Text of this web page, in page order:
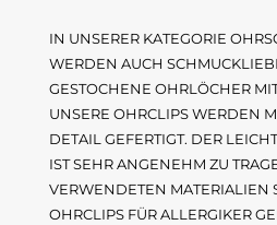
IN UNSERER KATEGORIE
WERDEN AUCH
GESTOCHENE OHRLÖCHER
UNSERE OHRCLIPS WERDEN
DETAIL GEFERTIGT. DER
IST SEHR ANGENEHM ZU
VERWENDETEN MATERIALIEN
OHRCLIPS FÜR ALLERGIKER